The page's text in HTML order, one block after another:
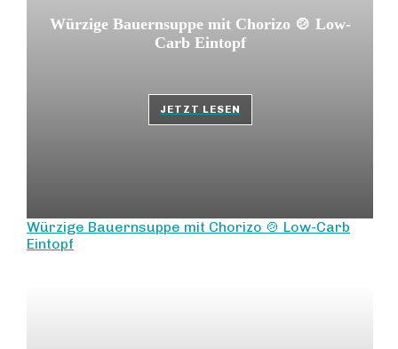
Würzige Bauernsuppe mit Chorizo 🍲 Low-
Carb Eintopf
JETZT LESEN
Würzige Bauernsuppe mit Chorizo 🍲 Low-Carb
Eintopf